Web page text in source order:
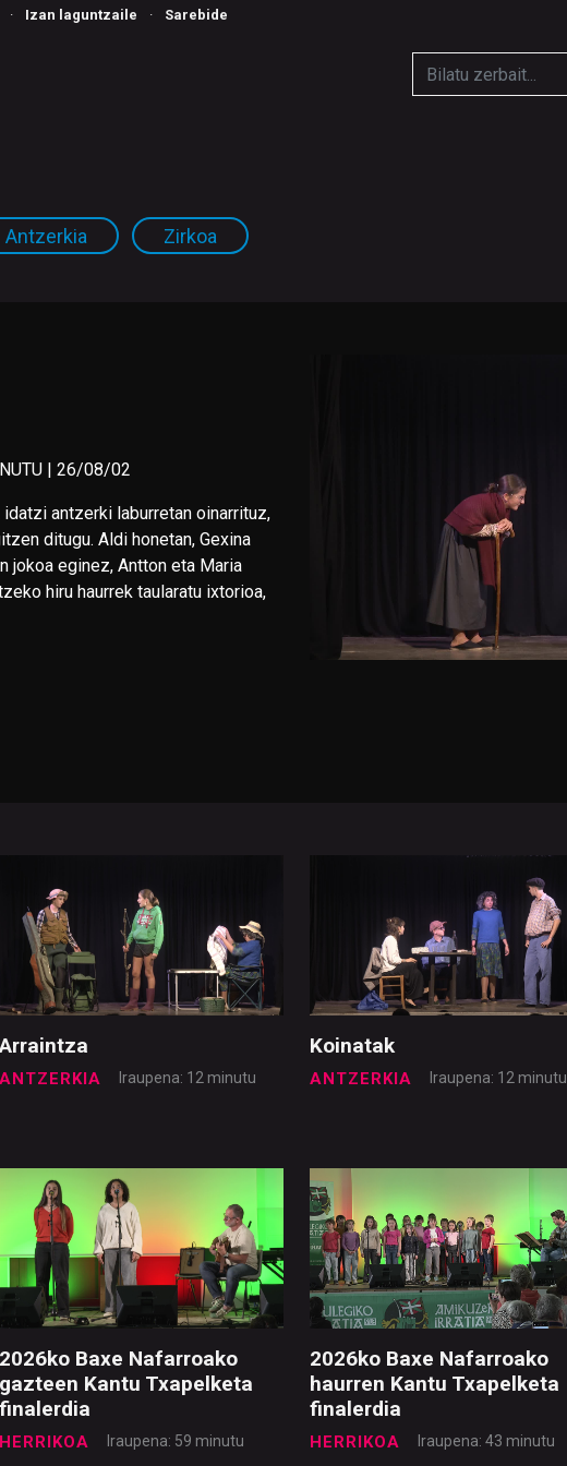
· Izan laguntzaile · Sarebide
Antzerkia Zirkoa
| 26/08/02
antzerki laburretan oinarrituz,
ditugu. Aldi honetan, Gexina
jokoa eginez, Antton eta Maria
hiru haurrek taularatu ixtorioa,
Arraintza
ANTZERKIA Iraupena: 12 minutu
Koinatak
ANTZERKIA Iraupena: 12 minutu
2026ko Baxe Nafarroako
gazteen Kantu Txapelketa
finalerdia
HERRIKOA Iraupena: 59 minutu
2026ko Baxe Nafarroako
haurren Kantu Txapelketa
finalerdia
HERRIKOA Iraupena: 43 minutu